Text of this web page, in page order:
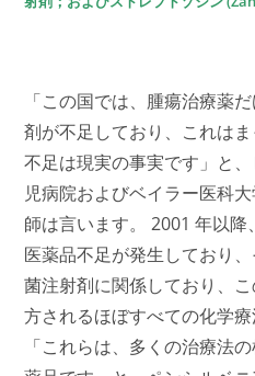
「この国では、腫瘍治療薬
剤が不足しており、これはま
不足は現実の事実です」と
児病院およびベイラー医科
師は言います。 2001 年以
医薬品不足が発生しており
菌注射剤に関係しており、
方されるほぼすべての化学療
「これらは、多くの治療法